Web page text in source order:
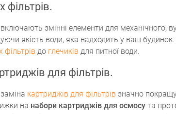
фільтрів.
включають змінні елементи для механічного,
якість води, яка надходить у ваш
фільтрів до глечиків для питної води.
для фільтрів.
картриджів для фільтрів значно
на набори картриджів для осмосу та